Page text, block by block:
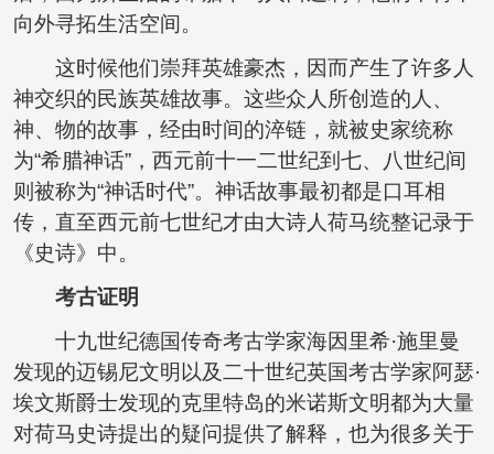
向外寻拓生活空间。
这时候他们崇拜英雄豪杰，因而产生了许多人
神交织的民族英雄故事。这些众人所创造的人、
神、物的故事，经由时间的淬链，就被史家统称
为“希腊神话”，西元前十一二世纪到七、八世纪间
则被称为“神话时代”。神话故事最初都是口耳相
传，直至西元前七世纪才由大诗人荷马统整记录于
《史诗》中。
考古证明
十九世纪德国传奇考古学家海因里希·施里曼
发现的迈锡尼文明以及二十世纪英国考古学家阿瑟·
埃文斯爵士发现的克里特岛的米诺斯文明都为大量
对荷马史诗提出的疑问提供了解释，也为很多关于